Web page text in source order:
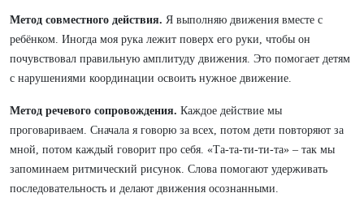
Метод совместного действия. Я выполняю движения вместе с
ребёнком. Иногда моя рука лежит поверх его руки, чтобы он
почувствовал правильную амплитуду движения. Это помогает детям
с нарушениями координации освоить нужное движение.
Метод речевого сопровождения. Каждое действие мы
проговариваем. Сначала я говорю за всех, потом дети повторяют за
мной, потом каждый говорит про себя. «Та-та-ти-ти-та» – так мы
запоминаем ритмический рисунок. Слова помогают удерживать
последовательность и делают движения осознанными.